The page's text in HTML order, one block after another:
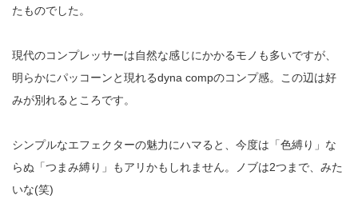
たものでした。
現代のコンプレッサーは自然な感じにかかるモノも多いですが、
明らかにパッコーンと現れるdyna compのコンプ感。この辺は好
みが別れるところです。
シンプルなエフェクターの魅力にハマると、今度は「色縛り」な
らぬ「つまみ縛り」もアリかもしれません。ノブは2つまで、みた
いな(笑)